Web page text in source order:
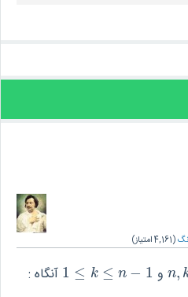
(
4,161امتیاز)
n,
n,k و 1 ≤ k ≤ n − 1
1≤ k≤ n−1 آنگاه :